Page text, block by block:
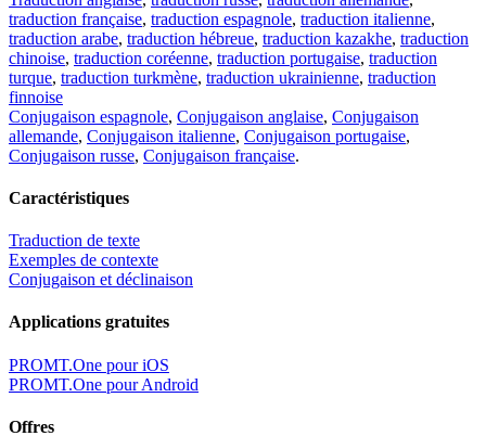
traduction française, traduction espagnole, traduction italienne,
traduction arabe, traduction hébreue, traduction kazakhe, traduction
chinoise, traduction coréenne, traduction portugaise, traduction
turque, traduction turkmène, traduction ukrainienne, traduction
finnoise
Conjugaison espagnole, Conjugaison anglaise, Conjugaison
allemande, Conjugaison italienne, Conjugaison portugaise,
Conjugaison russe, Conjugaison française.
Caractéristiques
Traduction de texte
Exemples de contexte
Conjugaison et déclinaison
Applications gratuites
PROMT.One pour iOS
PROMT.One pour Android
Offres